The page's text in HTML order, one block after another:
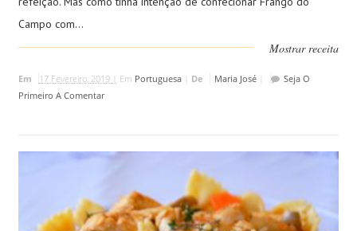
Campo com...
Mostrar receita
Em 17 Fevereiro, 2019 | Em Portuguesa| De Maria José|
Seja O
Primeiro A Comentar